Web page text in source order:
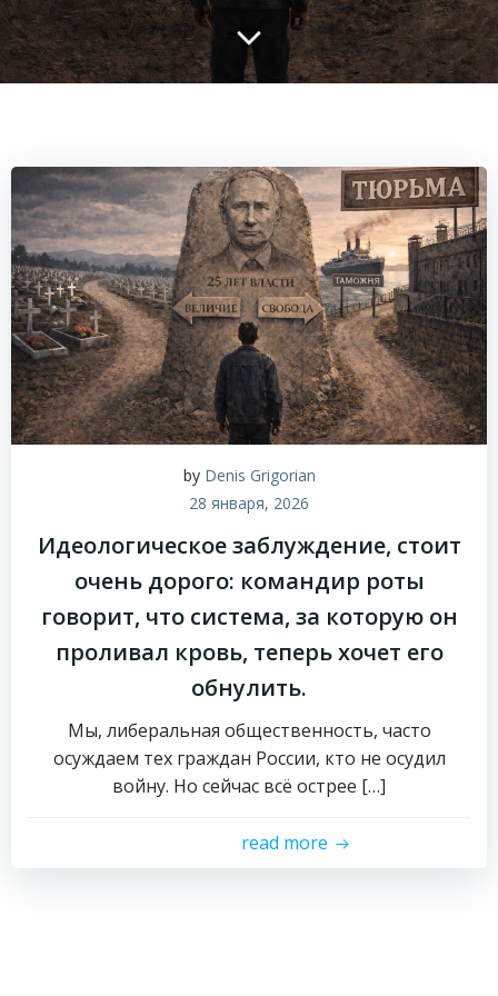
by Denis Grigorian
28 января, 2026
Идеологическое заблуждение, стоит
очень дорого: командир роты
говорит, что система, за которую он
проливал кровь, теперь хочет его
обнулить.
Мы, либеральная общественность, часто
осуждаем тех граждан России, кто не осудил
войну. Но сейчас всё острее […]
read more